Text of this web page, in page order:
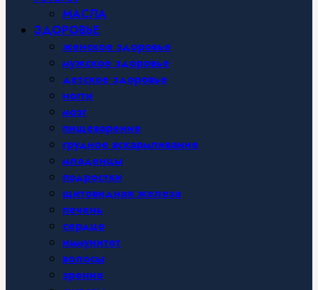
МАСЛА
ЗДОРОВЬЕ
женское здоровье
мужское здоровье
детское здоровье
ногти
мозг
пищеварение
грудное вскармливание
младенцы
подростки
щитовидная железа
печень
сердце
иммунитет
волосы
зрение